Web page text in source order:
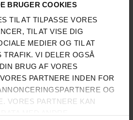
BRUGER COOKIES
TIL AT TILPASSE VORES
TIL AT VISE DIG
MEDIER OG TIL AT
TRAFIK. VI DELER OGSÅ
BRUG AF VORES
PARTNERE INDEN FOR
OG
VORES PARTNERE KAN
√
√
√
√
STK.
5, 10, 15, 20 OG 25KG